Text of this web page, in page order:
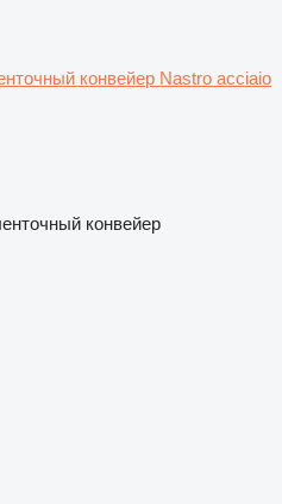
конвейер Nastro acciaio
конвейер